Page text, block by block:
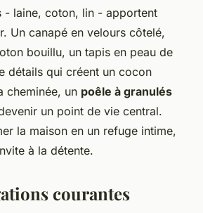
- laine, coton, lin - apportent
Un canapé en velours côtelé,
bouillu, un tapis en peau de
détails qui créent un cocon
cheminée, un poêle à granulés
un point de vie central.
la maison en un refuge intime,
à la détente.
courantes